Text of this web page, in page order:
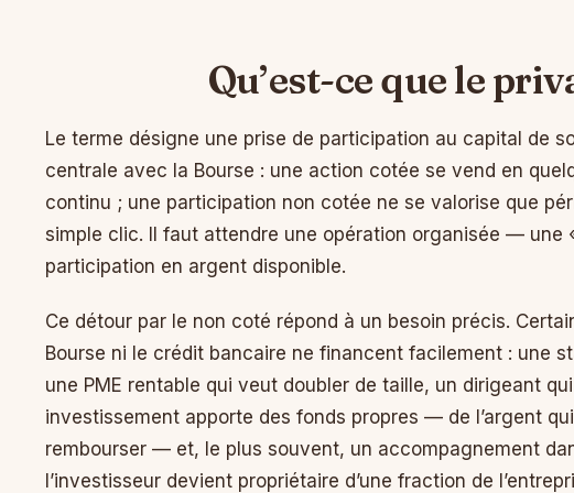
Qu’est-ce que le
Le terme désigne une prise de participation au capital de
centrale avec la Bourse : une action cotée se vend en
continu ; une participation non cotée ne se valorise que
simple clic. Il faut attendre une opération organisée —
participation en argent disponible.
Ce détour par le non coté répond à un besoin précis.
Bourse ni le crédit bancaire ne financent facilement : une
une PME rentable qui veut doubler de taille, un dirigeant
investissement apporte des fonds propres — de l’argent
rembourser — et, le plus souvent, un accompagnement
l’investisseur devient propriétaire d’une fraction de